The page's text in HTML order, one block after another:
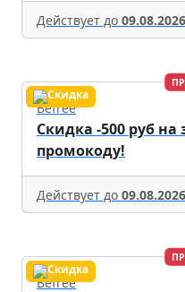
Действует до 09.08.2026
Befree
Скидка -500 руб на
промокоду!
Действует до 09.08.2026
Befree